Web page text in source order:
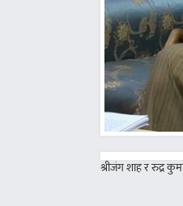
श्रीजंग शाह र रुद्र